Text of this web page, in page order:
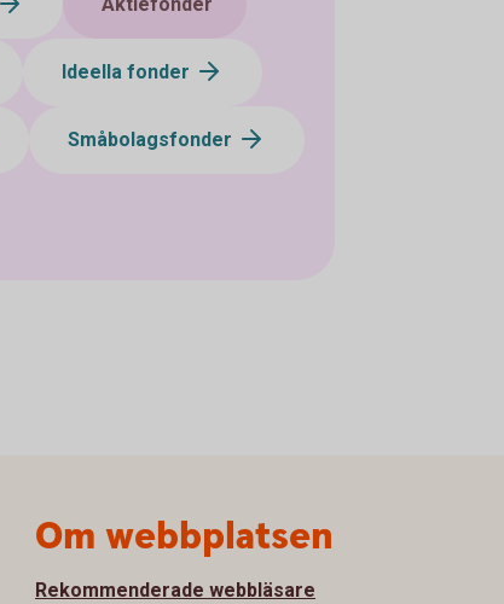
Ideella fonder
Småbolagsfonder
Om webbplatsen
Rekommenderade webbläsare